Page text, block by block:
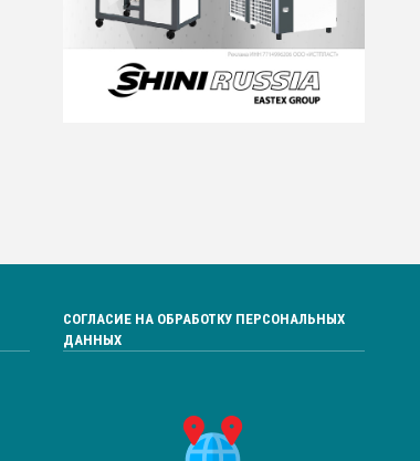
СОГЛАСИЕ НА ОБРАБОТКУ ПЕРСОНАЛЬНЫХ
ДАННЫХ